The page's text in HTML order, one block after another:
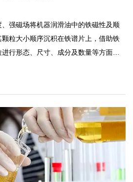
强磁场将机器润滑油中的铁磁性及顺
粒大小顺序沉积在铁谱片上，借助铁
行形态、尺寸、成分及数量等方面进